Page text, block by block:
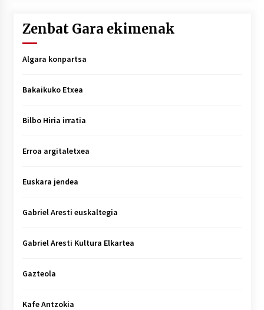
Zenbat Gara ekimenak
Algara konpartsa
Bakaikuko Etxea
Bilbo Hiria irratia
Erroa argitaletxea
Euskara jendea
Gabriel Aresti euskaltegia
Gabriel Aresti Kultura Elkartea
Gazteola
Kafe Antzokia